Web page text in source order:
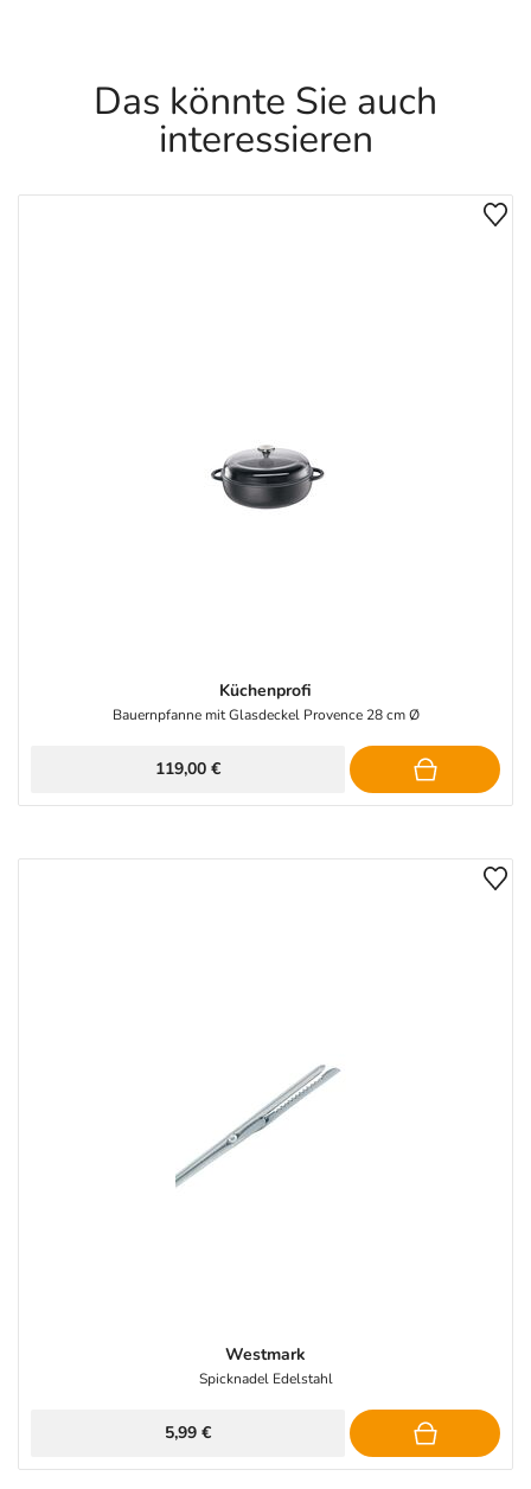
Das könnte Sie auch
interessieren
Küchenprofi
Bauernpfanne mit Glasdeckel Provence 28 cm Ø
119,00 €
Westmark
Spicknadel Edelstahl
5,99 €